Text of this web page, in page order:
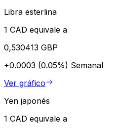
Libra esterlina
1 CAD equivale a
0,530413 GBP
+0.0003 (0.05%) Semanal
Ver gráfico
Yen japonés
1 CAD equivale a